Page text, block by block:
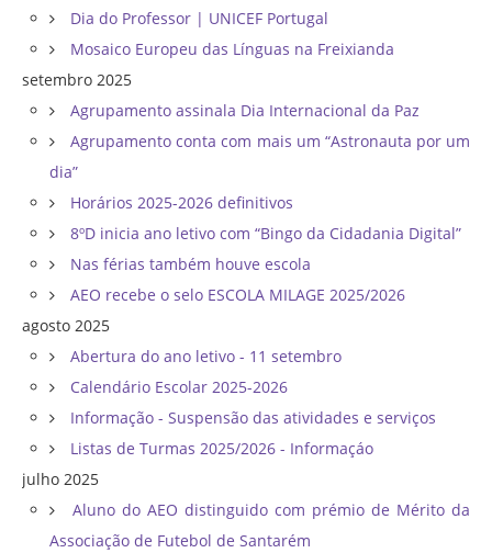
Dia do Professor | UNICEF Portugal
Mosaico Europeu das Línguas na Freixianda
setembro 2025
Agrupamento assinala Dia Internacional da Paz
Agrupamento conta com mais um “Astronauta por um
dia”
Horários 2025-2026 definitivos
8ºD inicia ano letivo com “Bingo da Cidadania Digital”
Nas férias também houve escola
AEO recebe o selo ESCOLA MILAGE 2025/2026
agosto 2025
Abertura do ano letivo - 11 setembro
Calendário Escolar 2025-2026
Informação - Suspensão das atividades e serviços
Listas de Turmas 2025/2026 - Informaçáo
julho 2025
Aluno do AEO distinguido com prémio de Mérito da
Associação de Futebol de Santarém